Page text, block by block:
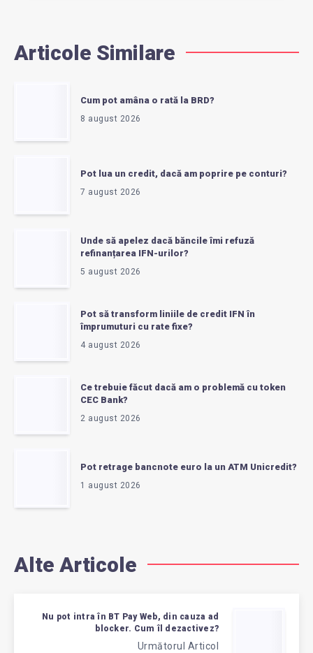
Articole Similare
Cum pot amâna o rată la BRD?
8 august 2026
Pot lua un credit, dacă am poprire pe conturi?
7 august 2026
Unde să apelez dacă băncile îmi refuză
refinanțarea IFN-urilor?
5 august 2026
Pot să transform liniile de credit IFN în
împrumuturi cu rate fixe?
4 august 2026
Ce trebuie făcut dacă am o problemă cu token
CEC Bank?
2 august 2026
Pot retrage bancnote euro la un ATM Unicredit?
1 august 2026
Alte Articole
Nu pot intra în BT Pay Web, din cauza ad
blocker. Cum îl dezactivez?
Următorul Articol